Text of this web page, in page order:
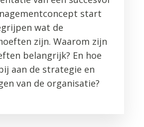
start
wat de
zijn. Waarom zijn
belangrijk? En hoe
aan de strategie en
van de organisatie?